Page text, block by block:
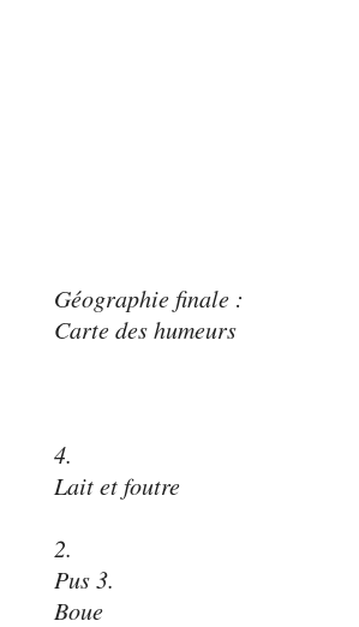
Géographie finale :
Carte des humeurs
4.
Lait et foutre
2.
Pus 3.
Boue